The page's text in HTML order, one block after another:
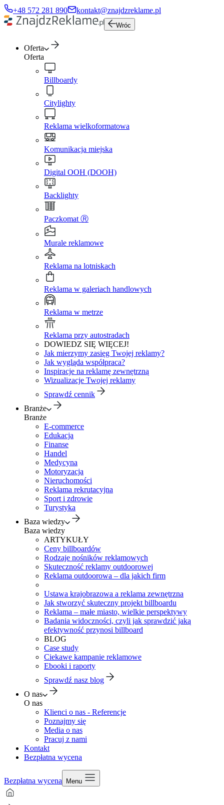
+48 572 281 890 kontakt@znajdzreklame.pl
Wróc
Oferta
Oferta
Billboardy
Citylighty
Reklama wielkoformatowa
Komunikacja miejska
Digital OOH (DOOH)
Backlighty
Paczkomat Ⓡ
Murale reklamowe
Reklama na lotniskach
Reklama w galeriach handlowych
Reklama w metrze
Reklama przy autostradach
DOWIEDZ SIĘ WIĘCEJ!
Jak mierzymy zasięg Twojej reklamy?
Jak wygląda współpraca?
Inspiracje na reklamę zewnętrzną
Wizualizacje Twojej reklamy
Sprawdź cennik
Branże
Branże
E-commerce
Edukacja
Finanse
Handel
Medycyna
Motoryzacja
Nieruchomości
Reklama rekrutacyjna
Sport i zdrowie
Turystyka
Baza wiedzy
Baza wiedzy
ARTYKUŁY
Ceny billboardów
Rodzaje nośników reklamowych
Skuteczność reklamy outdoorowej
Reklama outdoorowa – dla jakich firm
Ustawa krajobrazowa a reklama zewnętrzna
Jak stworzyć skuteczny projekt billboardu
Reklama – małe miasto, wielkie perspektywy
Badania widoczności, czyli jak sprawdzić jaką
efektywność przynosi billboard
BLOG
Case study
Ciekawe kampanie reklamowe
Ebooki i raporty
Sprawdź nasz blog
O nas
O nas
Klienci o nas - Referencje
Poznajmy się
Media o nas
Pracuj z nami
Kontakt
Bezpłatna wycena
Bezpłatna wycena Menu